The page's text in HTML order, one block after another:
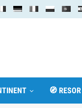
🧭 RESOR